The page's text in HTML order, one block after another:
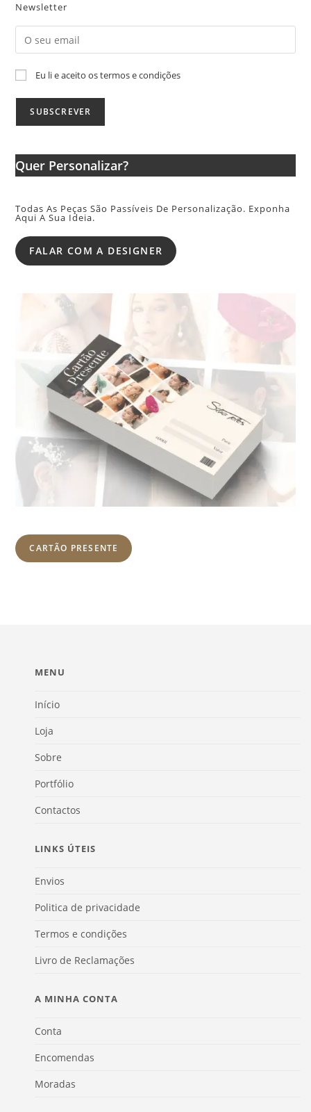
Newsletter
Eu li e aceito os termos e condições
Quer Personalizar?
Todas As Peças São Passíveis De Personalização. Exponha
Aqui A Sua Ideia.
FALAR COM A DESIGNER
CARTÃO PRESENTE
MENU
Início
Loja
Sobre
Portfólio
Contactos
LINKS ÚTEIS
Envios
Politica de privacidade
Termos e condições
Livro de Reclamações
A MINHA CONTA
Conta
Encomendas
Moradas